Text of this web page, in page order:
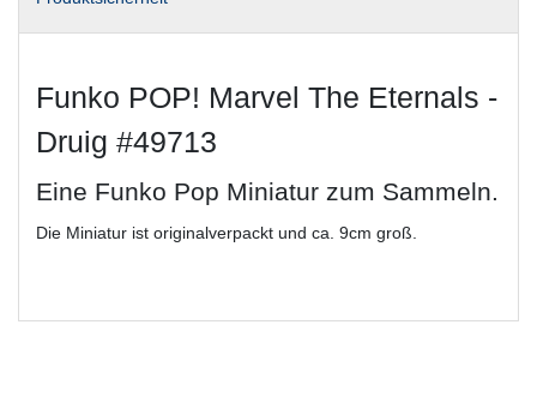
Funko POP! Marvel The Eternals -
Druig #49713
Eine Funko Pop Miniatur zum Sammeln.
Die Miniatur ist originalverpackt und ca. 9cm groß.